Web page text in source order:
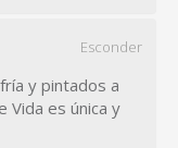
Esconder
y pintados a
Vida es única y